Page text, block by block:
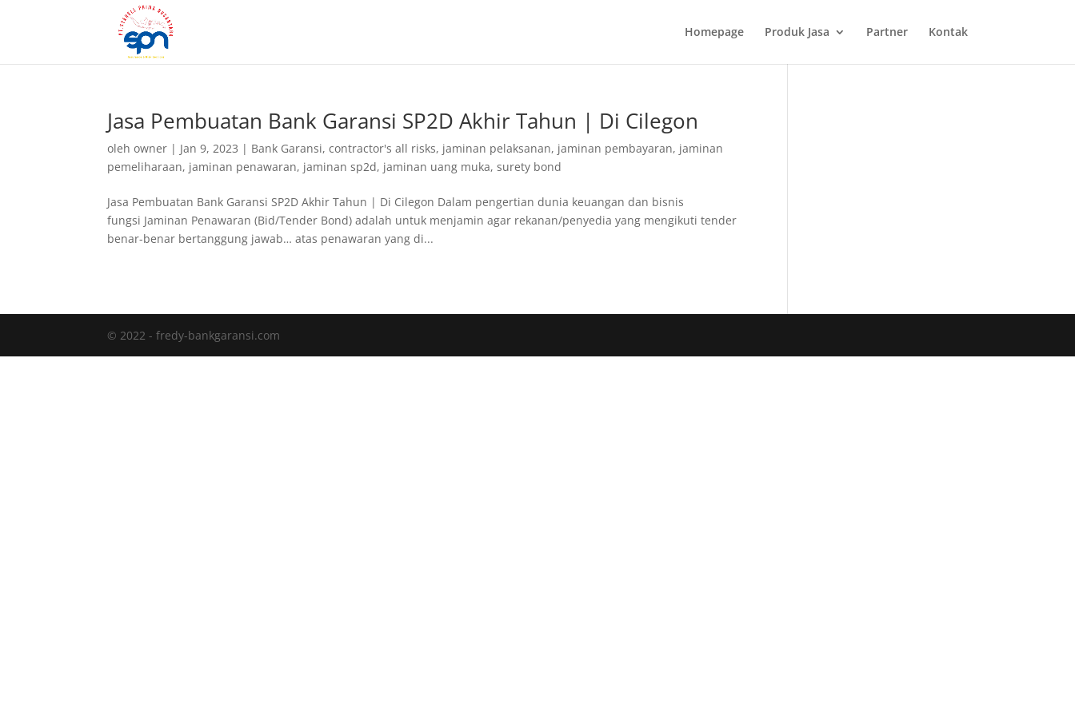
Homepage Produk Jasa Partner Kontak
Jasa Pembuatan Bank Garansi SP2D Akhir Tahun | Di Cilegon
olehowner | Jan 9, 2023 | Bank Garansi,contractor's all risks, jaminan pelaksanan, jaminan pembayaran, jaminan
pemeliharaan, jaminan penawaran, jaminan sp2d, jaminan uang muka,surety bond
Jasa Pembuatan Bank Garansi SP2D Akhir Tahun | Di Cilegon Dalam pengertian dunia keuangan dan bisnis
fungsi Jaminan Penawaran (Bid/Tender Bond) adalah untuk menjamin agar rekanan/penyedia yang mengikuti tender
benar-benar bertanggung jawab… atas penawaran yang di...
© 2022 - fredy-bankgaransi.com